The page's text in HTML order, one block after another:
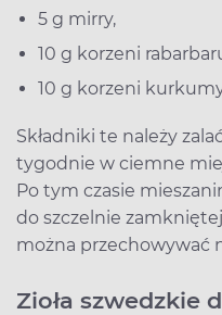
5 g mirry,
10 g korzeni
10 g korzeni
Składniki te należy
tygodnie w ciemne
Po tym czasie
do szczelnie
można przechowywać
Zioła szwedzkie